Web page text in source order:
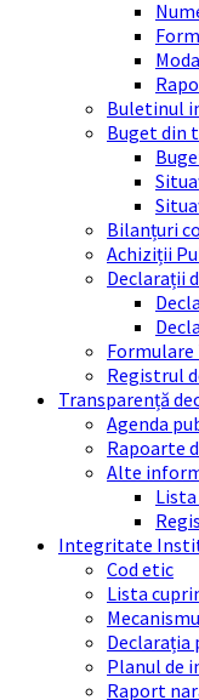
Buletinul
Buget din
Bilanțuri
Achiziții
Declarații
Formulare
Registrul
Transparență
Agenda
Rapoarte
Alte
Integritate
Cod etic
Lista
Declarația
Planul de
Raport